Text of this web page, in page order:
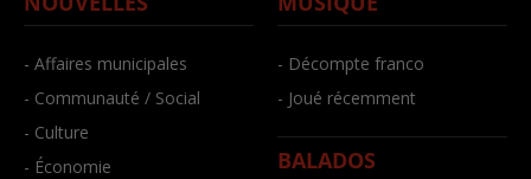
- Affaires municipales
- Communauté / Social
- Culture
- Économie
- Décompte franco
- Joué récemment
BALADOS